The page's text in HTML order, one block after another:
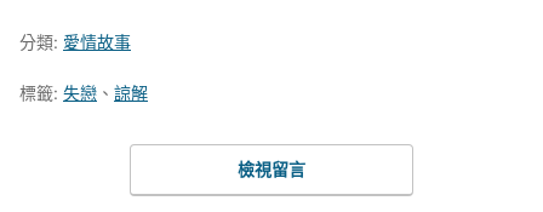
分類: 愛情故事
標籤: 失戀 、 諒解
檢視留言